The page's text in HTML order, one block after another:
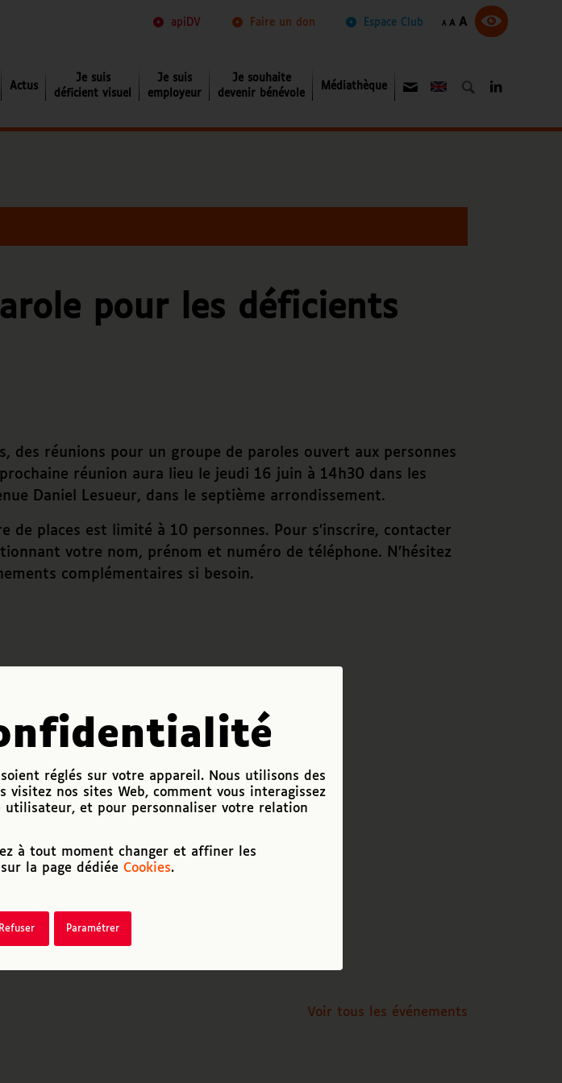
réglés sur votre appareil. Nous utilisons des
visitez nos sites Web, comment vous interagissez
utilisateur, et pour personnaliser votre relation
à tout moment changer et affiner les
la page dédiée Cookies.
Refuser Paramétrer
apiDV Faire un don Espace Club A Diminuer
A Réinitialiser
AAugmenter
la
taille
Actus
Je suis déficient visuel
Je suis
déficient visuel
Je suis
employeur
Je souhaite
devenir bénévole
Médiathèque About
pour les déficients
des réunions pour un groupe de paroles ouvert aux personnes
réunion aura lieu le jeudi 16 juin à 14h30 dans les
Daniel Lesueur, dans le septième arrondissement.
de places est limité à 10 personnes. Pour s’inscrire, contacter
votre nom, prénom et numéro de téléphone. N’hésitez
complémentaires si besoin.
Voir tous les événements